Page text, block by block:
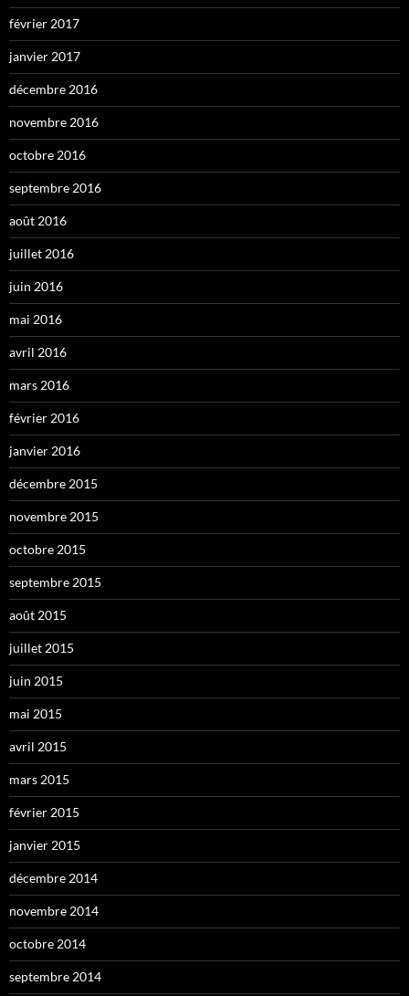
février 2017
janvier 2017
décembre 2016
novembre 2016
octobre 2016
septembre 2016
août 2016
juillet 2016
juin 2016
mai 2016
avril 2016
mars 2016
février 2016
janvier 2016
décembre 2015
novembre 2015
octobre 2015
septembre 2015
août 2015
juillet 2015
juin 2015
mai 2015
avril 2015
mars 2015
février 2015
janvier 2015
décembre 2014
novembre 2014
octobre 2014
septembre 2014